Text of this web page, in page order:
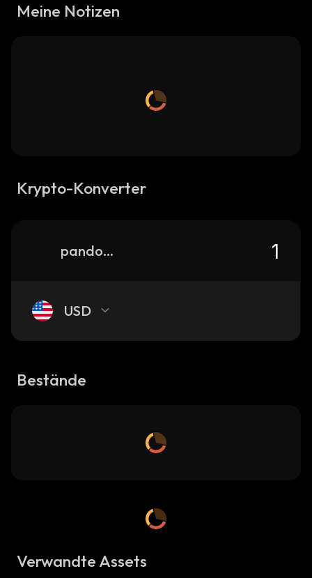
Meine Notizen
Krypto-Konverter
pandora-os
USD
Bestände
Verwandte Assets